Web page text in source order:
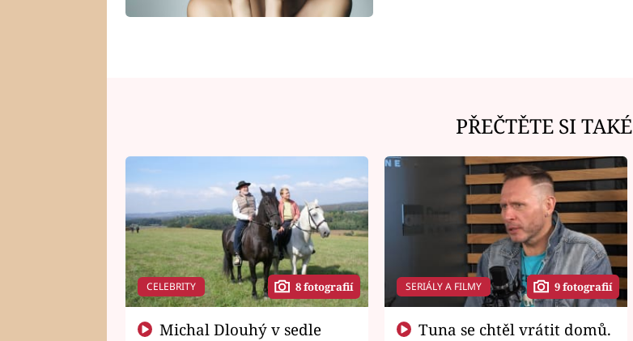
PŘEČTĚTE SI TAKÉ
CELEBRITY 8 fotografií SERIÁLY A FILMY 9 fotografií